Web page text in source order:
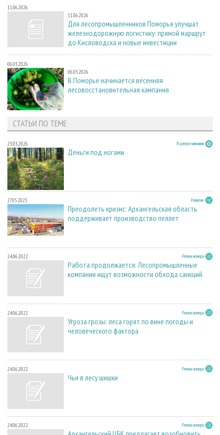
11.06.2026
11.06.2026
Для лесопромышленников Поморья улучшат
железнодорожную логистику: прямой маршрут
до Кисловодска и новые инвестиции
06.05.2026
06.05.2026
В Поморье начинается весенняя
лесовосстановительная кампания
СТАТЬИ ПО ТЕМЕ
23.03.2026 В центре внимания
Деньги под ногами
27.05.2025 Развитие
Преодолеть кризис: Архангельская область
поддерживает производство пеллет
24.06.2022 Регион номера
Работа продолжается: Лесопромышленные
компании ищут возможности обхода санкций
24.06.2022 Регион номера
Угроза грозы: леса горят по вине погоды и
человеческого фактора
24.06.2022 Регион номера
Чьи в лесу шишки
24.06.2022 Регион номера